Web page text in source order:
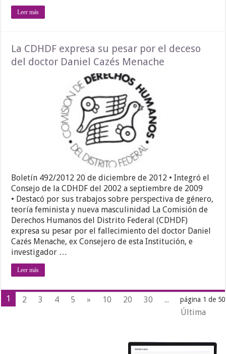
Leer más
La CDHDF expresa su pesar por el deceso
del doctor Daniel Cazés Menache
Boletín 492/2012 20 de diciembre de 2012 • Integró el
Consejo de la CDHDF del 2002 a septiembre de 2009
• Destacó por sus trabajos sobre perspectiva de género,
teoría feminista y nueva masculinidad La Comisión de
Derechos Humanos del Distrito Federal (CDHDF)
expresa su pesar por el fallecimiento del doctor Daniel
Cazés Menache, ex Consejero de esta Institución, e
investigador …
Leer más
página 1 de 50
1 2 3 4 5 » 10 20 30
...
Última